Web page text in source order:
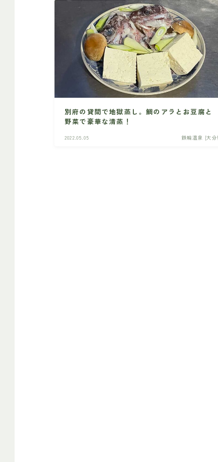
別府の貸間で地獄蒸し。鯛のアラとお豆腐と
野菜で豪華な清蒸！
2022.05.05 鉄輪温泉 [大